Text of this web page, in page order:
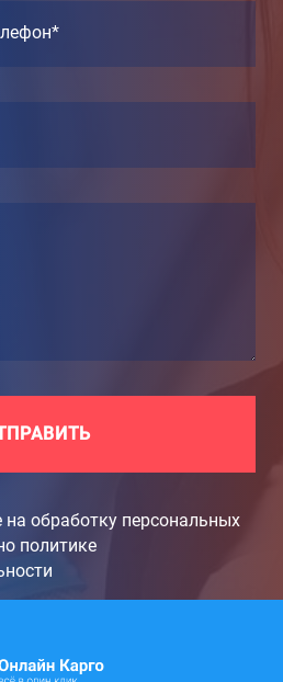
на обработку персональных
политике